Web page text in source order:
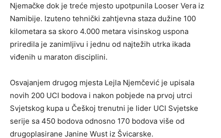
Njemačke dok je treće mjesto upotpunila Looser Vera iz
Namibije. Izuteno tehnički zahtjevna staza dužine 100
kilometara sa skoro 4.000 metara visinskog uspona
priredila je zanimljivu i jednu od najtežih utrka ikada
viđenih u maraton disciplini.
Osvajanjem drugog mjesta Lejla Njemčević je upisala
novih 200 UCI bodova i nakon pobjede na prvoj utrci
Svjetskog kupa u Češkoj trenutni je lider UCI Svjetske
serije sa 450 bodova odnosno 170 bodova više od
drugoplasirane Janine Wust iz Švicarske.